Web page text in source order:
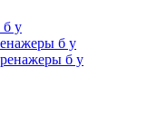
б у
б у
б у